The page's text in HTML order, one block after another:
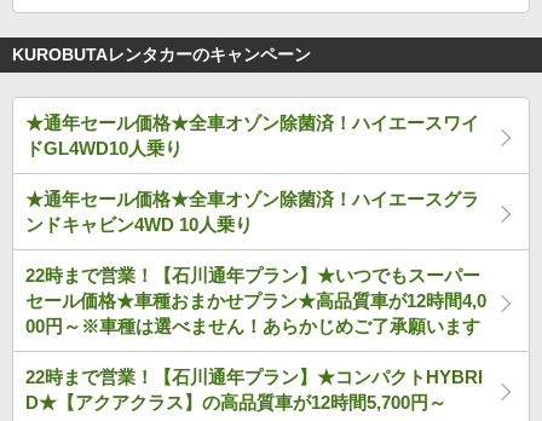
KUROBUTAレンタカーのキャンペーン
★通年セール価格★全車オゾン除菌済！ハイエースワイ
ドGL4WD10人乗り
★通年セール価格★全車オゾン除菌済！ハイエースグラ
ンドキャビン4WD 10人乗り
22時まで営業！【石川通年プラン】★いつでもスーパー
セール価格★車種おまかせプラン★高品質車が12時間4,0
00円～※車種は選べません！あらかじめご了承願います
22時まで営業！【石川通年プラン】★コンパクトHYBRI
D★【アクアクラス】の高品質車が12時間5,700円～